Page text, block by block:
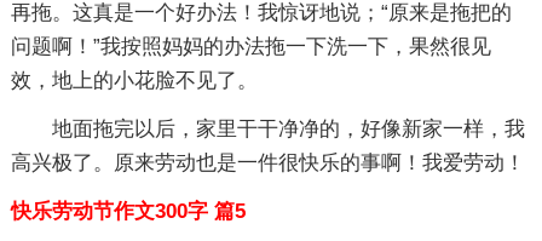
再拖。这真是一个好办法！我惊讶地说；“原来是拖把的
问题啊！”我按照妈妈的办法拖一下洗一下，果然很见
效，地上的小花脸不见了。
地面拖完以后，家里干干净净的，好像新家一样，我
高兴极了。原来劳动也是一件很快乐的事啊！我爱劳动！
快乐劳动节作文300字 篇5